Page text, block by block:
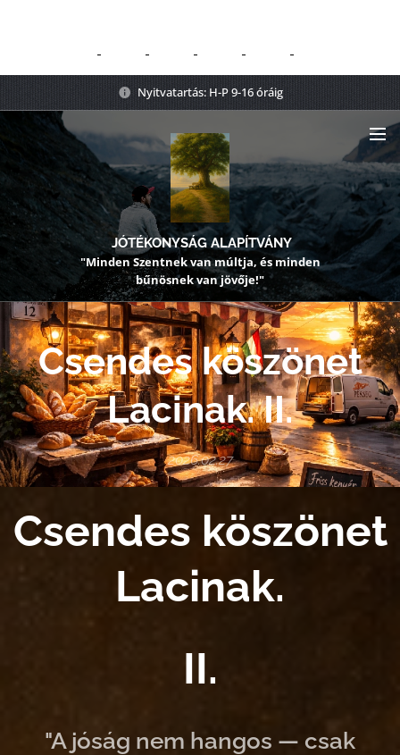
Nyitvatartás: H-P 9-16 óráig
JÓTÉKONYSÁG ALAPÍTVÁNY
"Minden Szentnek van múltja, és minden
bűnösnek van jövője!"
Csendes köszönet
Lacinak. II.
2026.02.27
Csendes köszönet
Lacinak.
II.
"A jóság nem hangos — csak